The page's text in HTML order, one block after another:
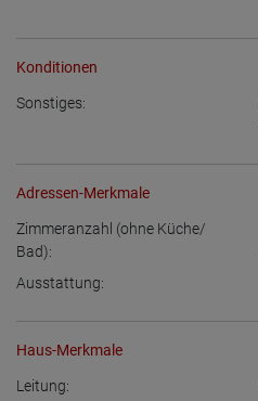
Konditionen
Sonstiges:
Adressen-Merkmale
Zimmeranzahl (ohne Küche/
Bad):
Ausstattung:
Haus-Merkmale
Leitung: